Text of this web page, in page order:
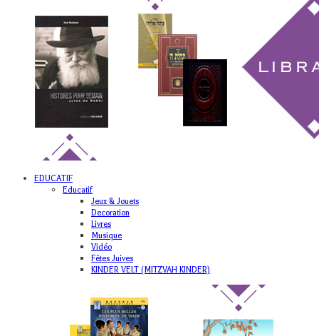
EDUCATIF
Educatif
Jeux & Jouets
Decoration
Livres
Musique
Vidéo
Fêtes Juives
KINDER VELT (MITZVAH KINDER)